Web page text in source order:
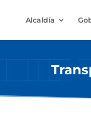
Alcaldía